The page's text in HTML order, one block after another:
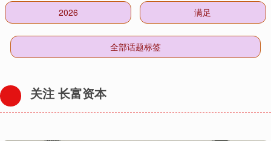
2026 满足
全部话题标签
关注 长富资本